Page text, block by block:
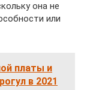
она не
или
платы и
в 2021